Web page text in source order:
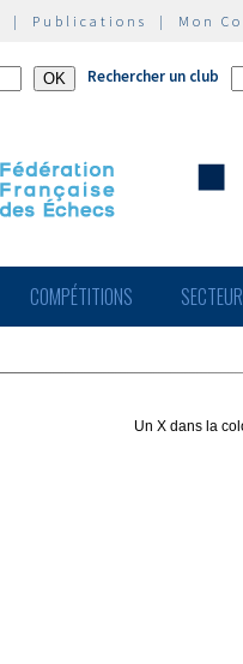
| Publications | Mon
Rechercher un club
COMPÉTITIONS
Un X dans la